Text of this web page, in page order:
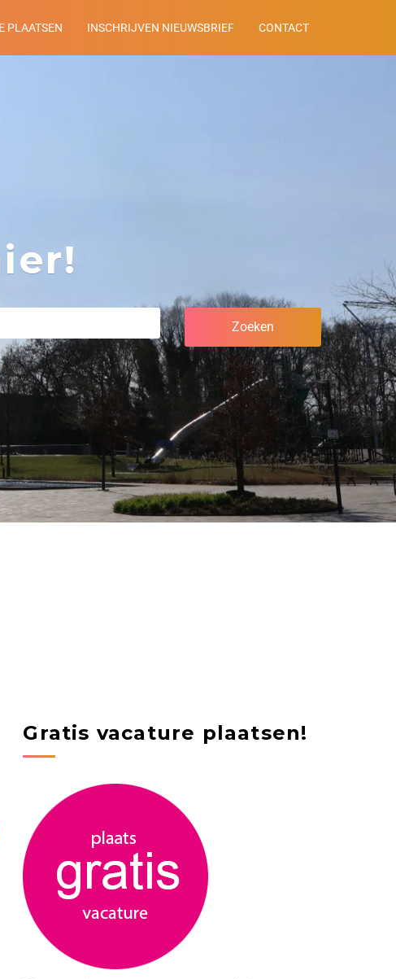
PLAATSEN INSCHRIJVEN NIEUWSBRIEF CONTACT
Gratis vacature plaatsen!